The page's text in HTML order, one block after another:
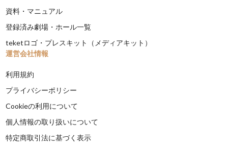
資料・マニュアル
登録済み劇場・ホール一覧
teketロゴ・プレスキット（メディアキット）
運営会社情報
利用規約
プライバシーポリシー
Cookieの利用について
個人情報の取り扱いについて
特定商取引法に基づく表示